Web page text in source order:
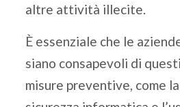
altre attività illecite.
È essenziale che le
siano consapevoli di
misure preventive, come